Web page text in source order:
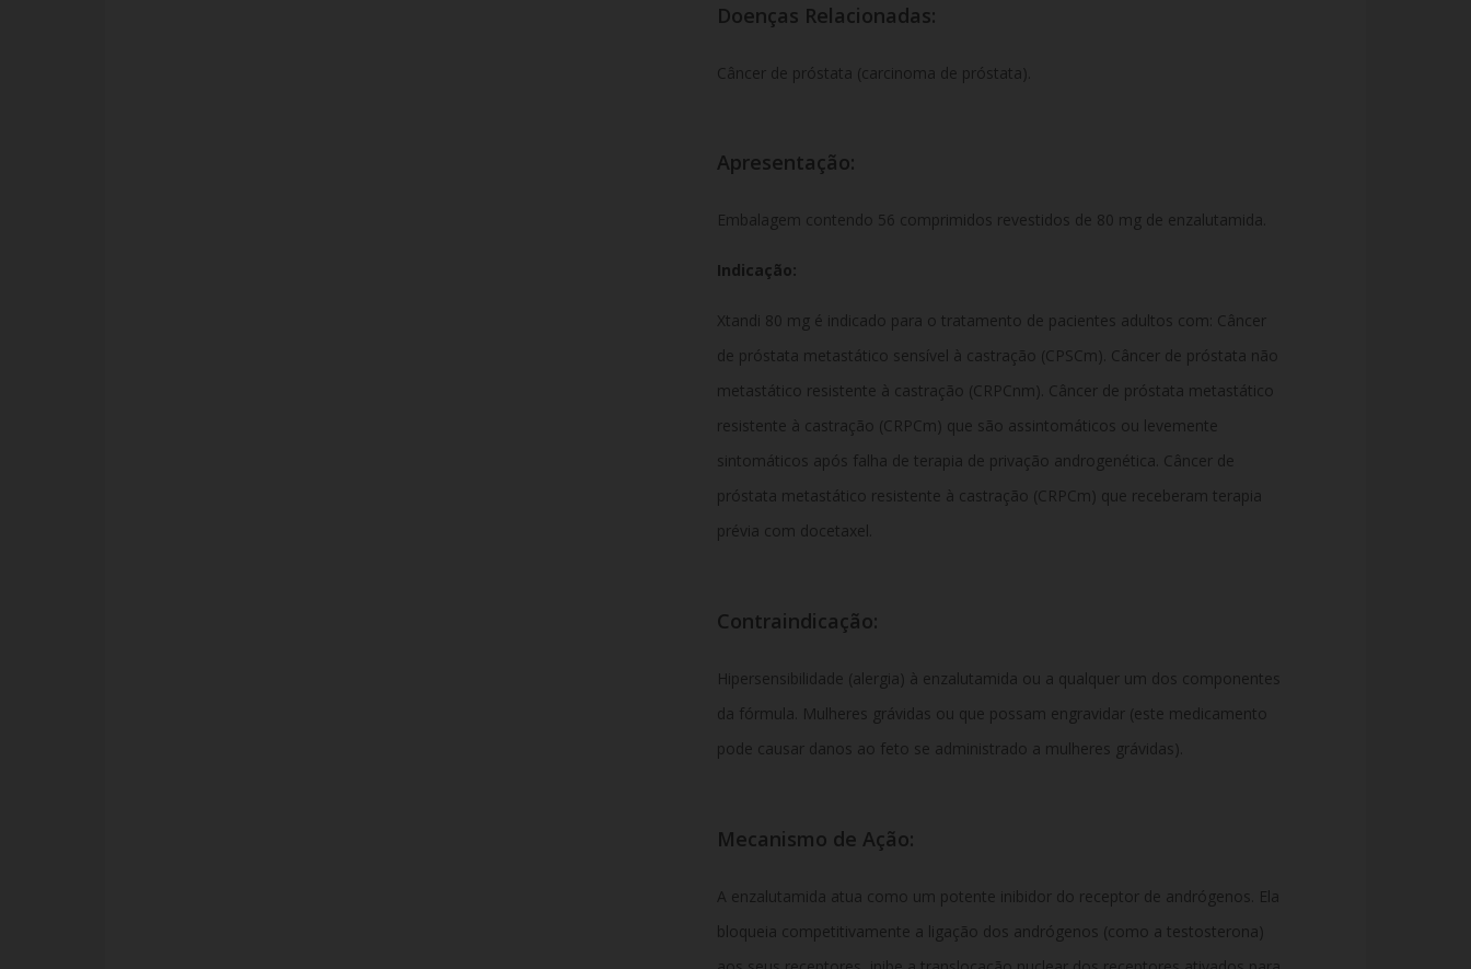
Doenças Relacionadas:
Câncer de próstata (carcinoma de próstata).
Apresentação:
Embalagem contendo 56 comprimidos revestidos de 80 mg de enzalutamida.
Indicação:
Xtandi 80 mg é indicado para o tratamento de pacientes adultos com: Câncer
de próstata metastático sensível à castração (CPSCm). Câncer de próstata não
metastático resistente à castração (CRPCnm). Câncer de próstata metastático
resistente à castração (CRPCm) que são assintomáticos ou levemente
sintomáticos após falha de terapia de privação androgenética. Câncer de
próstata metastático resistente à castração (CRPCm) que receberam terapia
prévia com docetaxel.
Contraindicação:
Hipersensibilidade (alergia) à enzalutamida ou a qualquer um dos componentes
da fórmula. Mulheres grávidas ou que possam engravidar (este medicamento
pode causar danos ao feto se administrado a mulheres grávidas).
Mecanismo de Ação:
A enzalutamida atua como um potente inibidor do receptor de andrógenos. Ela
bloqueia competitivamente a ligação dos andrógenos (como a testosterona)